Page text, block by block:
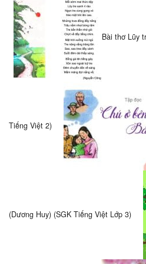
Bài thơ Lũy
Tiếng Việt 2)
(Dương Huy) (SGK Tiếng Việt Lớp 3)